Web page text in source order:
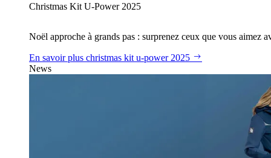
Christmas Kit U‑Power 2025
Noël approche à grands pas : surprenez ceux que vous aimez
En savoir plus christmas kit u‑power 2025
News